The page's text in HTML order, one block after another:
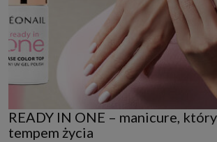
READY IN ONE – manicure,
tempem życia